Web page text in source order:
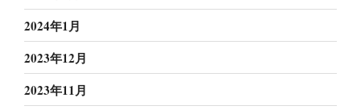
2024年1月
2023年12月
2023年11月